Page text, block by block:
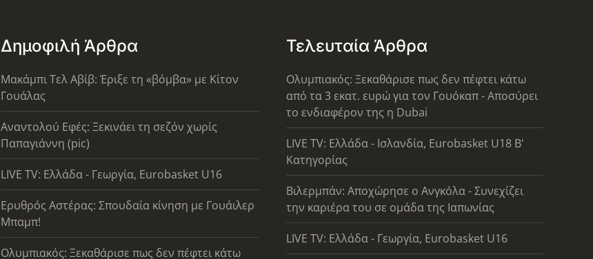
Δημοφιλή Άρθρα
Μακάμπι Τελ Αβίβ: Έριξε τη «βόμβα» με Κίτον
Γουάλας
Αναντολού Εφές: Ξεκινάει τη σεζόν χωρίς
Παπαγιάννη (pic)
LIVE TV: Ελλάδα - Γεωργία, Eurobasket U16
Ερυθρός Αστέρας: Σπουδαία κίνηση με Γουάιλερ
Μπαμπ!
Ολυμπιακός: Ξεκαθάρισε πως δεν πέφτει κάτω
Τελευταία Άρθρα
Ολυμπιακός: Ξεκαθάρισε πως δεν πέφτει κάτω
από τα 3 εκατ. ευρώ για τον Γουόκαπ - Αποσύρει
το ενδιαφέρον της η Dubai
LIVE TV: Ελλάδα - Ισλανδία, Eurobasket U18 Β'
Κατηγορίας
Βιλερμπάν: Αποχώρησε ο Ανγκόλα - Συνεχίζει
την καριέρα του σε ομάδα της Ιαπωνίας
LIVE TV: Ελλάδα - Γεωργία, Eurobasket U16